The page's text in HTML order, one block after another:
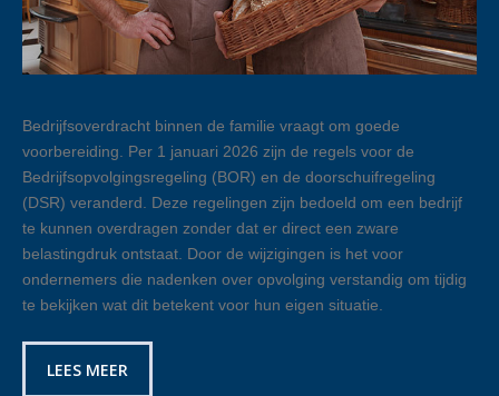
Bedrijfsoverdracht binnen de familie vraagt om goede
voorbereiding. Per 1 januari 2026 zijn de regels voor de
Bedrijfsopvolgingsregeling (BOR) en de doorschuifregeling
(DSR) veranderd. Deze regelingen zijn bedoeld om een bedrijf
te kunnen overdragen zonder dat er direct een zware
belastingdruk ontstaat. Door de wijzigingen is het voor
ondernemers die nadenken over opvolging verstandig om tijdig
te bekijken wat dit betekent voor hun eigen situatie.
LEES MEER